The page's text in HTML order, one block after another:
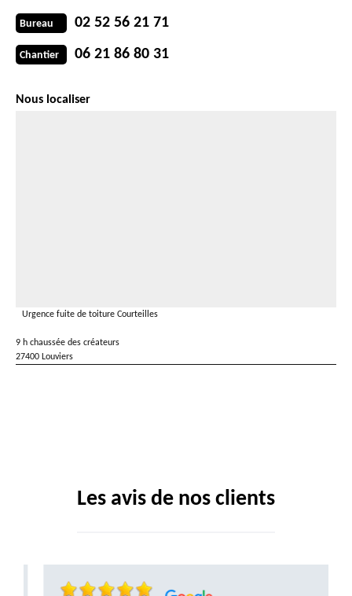
Bureau 02 52 56 21 71
Chantier 06 21 86 80 31
Nous localiser
Urgence fuite de toiture Courteilles
9 h chaussée des créateurs
27400 Louviers
Les avis de nos clients